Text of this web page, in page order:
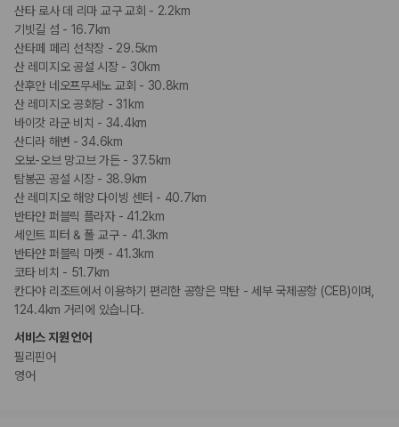
장애인 편의시설
휠체어로 이용 가능
흡연 시설
지정 흡연 구역
기타
프러포즈/로맨스 패키지 이용 가능
커플/프라이빗 다이닝
프라이빗 피크닉
산타 로사 데 리마 교구 교회 - 2.2km
기빗길 섬 - 16.7km
산타페 페리 선착장 - 29.5km
산 레미지오 공설 시장 - 30km
산후안 네오프무세노 교회 - 30.8km
산 레미지오 공회당 - 31km
바이갓 라군 비치 - 34.4km
산디라 해변 - 34.6km
오보-오브 망고브 가든 - 37.5km
탐봉곤 공설 시장 - 38.9km
산 레미지오 해양 다이빙 센터 - 40.7km
반타얀 퍼블릭 플라자 - 41.2km
세인트 피터 & 폴 교구 - 41.3km
반타얀 퍼블릭 마켓 - 41.3km
코타 비치 - 51.7km
칸다야 리조트에서 이용하기 편리한 공항은 막탄 - 세부 국제공항 (CEB)이며,
124.4km 거리에 있습니다.
서비스 지원 언어
필리핀어
영어